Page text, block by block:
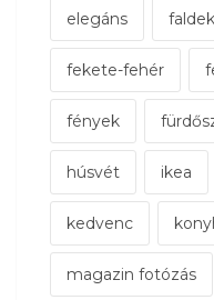
elegáns
fekete-fehér
fények
húsvét ikea
kedvenc
magazin fotózás